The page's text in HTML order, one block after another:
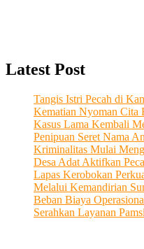
Latest Post
Tangis Istri Pecah di
Kematian Nyoman Cita
Kasus Lama Kembali
Penipuan Seret Nama
Kriminalitas Mulai
Desa Adat Aktifkan
Lapas Kerobokan
Melalui Kemandirian
Beban Biaya
Serahkan Layanan